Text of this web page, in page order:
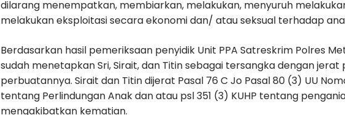
dilarang menempatkan, membiarkan, melakukan, menyuruh
melakukan eksploitasi secara ekonomi dan/ atau seksual terhadap
Berdasarkan hasil pemeriksaan penyidik Unit PPA Satreskrim Polres
sudah menetapkan Sri, Sirait, dan Titin sebagai tersangka dengan jerat
perbuatannya. Sirait dan Titin dijerat Pasal 76 C Jo Pasal 80 (3) UU
tentang Perlindungan Anak dan atau psl 351 (3) KUHP tentang
mengakibatkan kematian.